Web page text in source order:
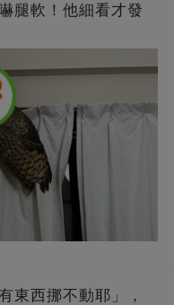
腿軟！他細看才發
東西挪不動耶」，